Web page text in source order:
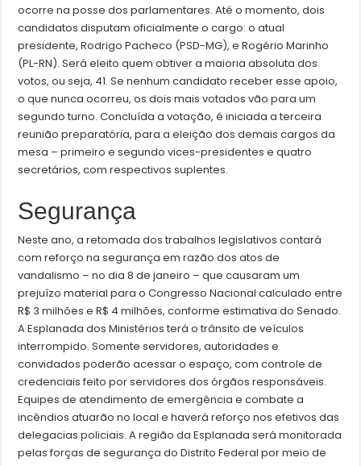
ocorre na posse dos parlamentares. Até o momento, dois
candidatos disputam oficialmente o cargo: o atual
presidente, Rodrigo Pacheco (PSD-MG), e Rogério Marinho
(PL-RN). Será eleito quem obtiver a maioria absoluta dos
votos, ou seja, 41. Se nenhum candidato receber esse apoio,
o que nunca ocorreu, os dois mais votados vão para um
segundo turno. Concluída a votação, é iniciada a terceira
reunião preparatória, para a eleição dos demais cargos da
mesa – primeiro e segundo vices-presidentes e quatro
secretários, com respectivos suplentes.
Segurança
Neste ano, a retomada dos trabalhos legislativos contará
com reforço na segurança em razão dos atos de
vandalismo – no dia 8 de janeiro – que causaram um
prejuízo material para o Congresso Nacional calculado entre
R$ 3 milhões e R$ 4 milhões, conforme estimativa do Senado.
A Esplanada dos Ministérios terá o trânsito de veículos
interrompido. Somente servidores, autoridades e
convidados poderão acessar o espaço, com controle de
credenciais feito por servidores dos órgãos responsáveis.
Equipes de atendimento de emergência e combate a
incêndios atuarão no local e haverá reforço nos efetivos das
delegacias policiais. A região da Esplanada será monitorada
pelas forças de segurança do Distrito Federal por meio de